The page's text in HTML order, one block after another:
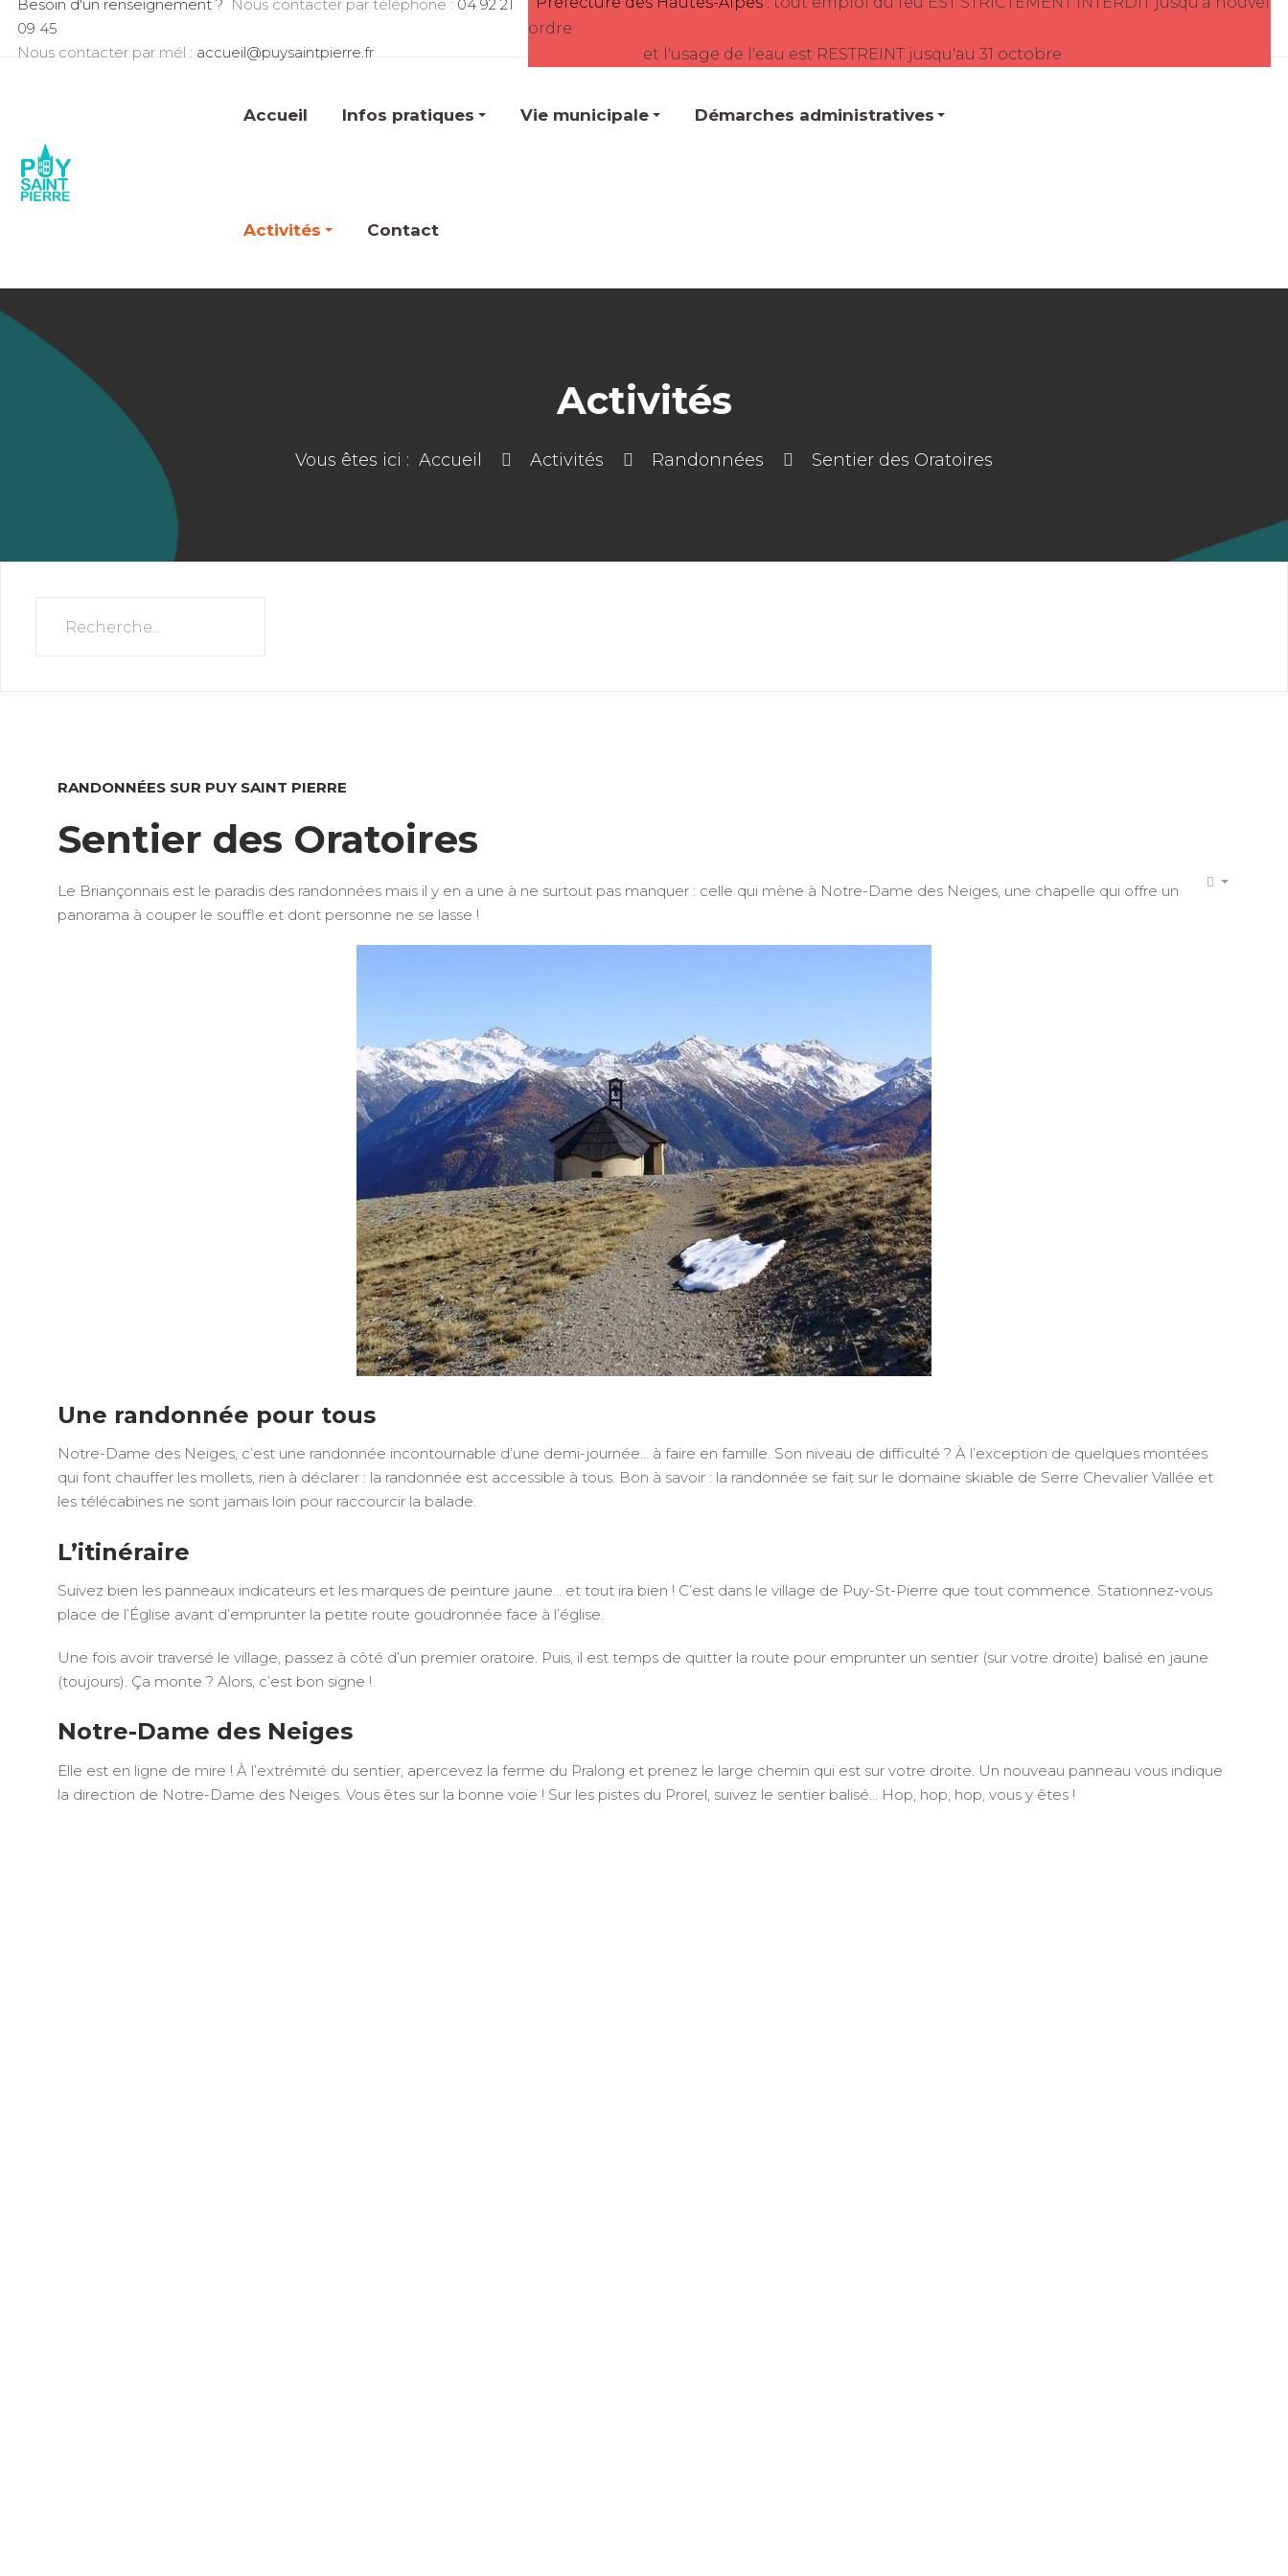
Besoin d'un renseignement ? Nous contacter par téléphone : 04 92 21
09 45
Nous contacter par mél : accueil@puysaintpierre.fr
ordre
et l'usage de l'eau est RESTREINT jusqu'au 31 octobre
Accueil Infos pratiques Vie municipale Démarches administratives
Activités Contact
Activités
Vous êtes ici :Accueil Activités Randonnées Sentier des Oratoires
RANDONNÉES SUR PUY SAINT PIERRE
Sentier des Oratoires
Le Briançonnais est le paradis des randonnées mais il y en a une à ne surtout pas manquer : celle qui mène à Notre-Dame des Neiges, une chapelle qui offre un
panorama à couper le souffle et dont personne ne se lasse !
Une randonnée pour tous
Notre-Dame des Neiges, c’est une randonnée incontournable d’une demi-journée… à faire en famille. Son niveau de difficulté ? À l’exception de quelques montées
qui font chauffer les mollets, rien à déclarer : la randonnée est accessible à tous. Bon à savoir : la randonnée se fait sur le domaine skiable de Serre Chevalier Vallée et
les télécabines ne sont jamais loin pour raccourcir la balade.
L’itinéraire
Suivez bien les panneaux indicateurs et les marques de peinture jaune… et tout ira bien ! C’est dans le village de Puy-St-Pierre que tout commence. Stationnez-vous
place de l’Église avant d’emprunter la petite route goudronnée face à l’église.
Une fois avoir traversé le village, passez à côté d’un premier oratoire. Puis, il est temps de quitter la route pour emprunter un sentier (sur votre droite) balisé en jaune
(toujours). Ça monte ? Alors, c’est bon signe !
Notre-Dame des Neiges
Elle est en ligne de mire ! À l’extrémité du sentier, apercevez la ferme du Pralong et prenez le large chemin qui est sur votre droite. Un nouveau panneau vous indique
la direction de Notre-Dame des Neiges. Vous êtes sur la bonne voie ! Sur les pistes du Prorel, suivez le sentier balisé… Hop, hop, hop, vous y êtes !